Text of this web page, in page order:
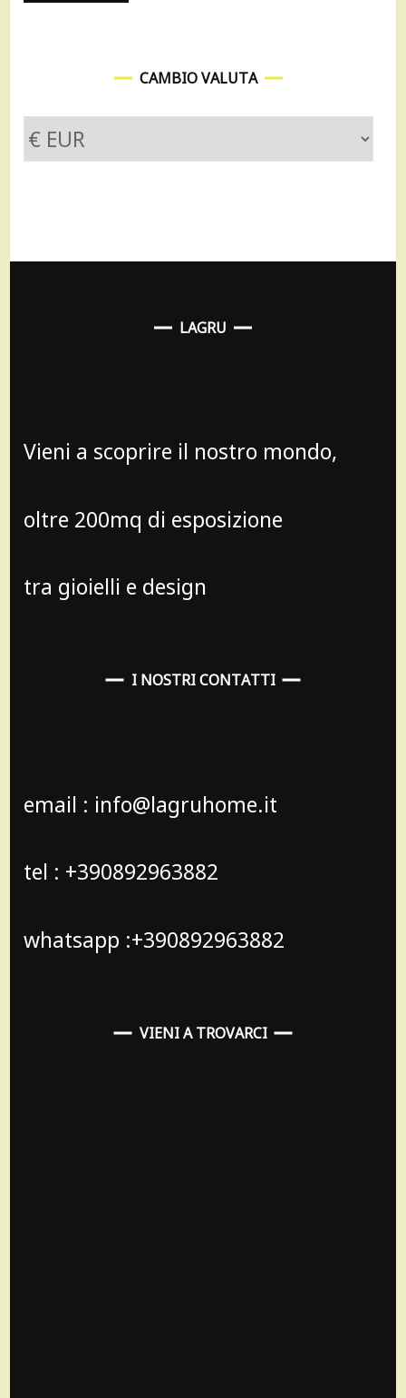
CAMBIO VALUTA
LAGRU
Vieni a scoprire il nostro mondo,
oltre 200mq di esposizione
tra gioielli e design
I NOSTRI CONTATTI
email : info@lagruhome.it
tel : +390892963882
whatsapp :+390892963882
VIENI A TROVARCI